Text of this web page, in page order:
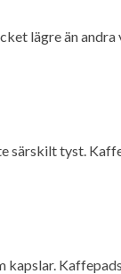
lägre än andra
särskilt tyst.
kapslar.